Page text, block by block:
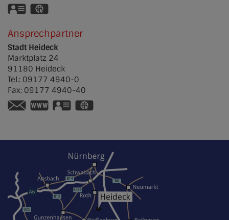
vCard
Ansprechpartner
Stadt Heideck
Marktplatz 24
91180 Heideck
Tel.: 09177 4940-0
Fax: 09177 4940-40
www.heideck.de
vCard